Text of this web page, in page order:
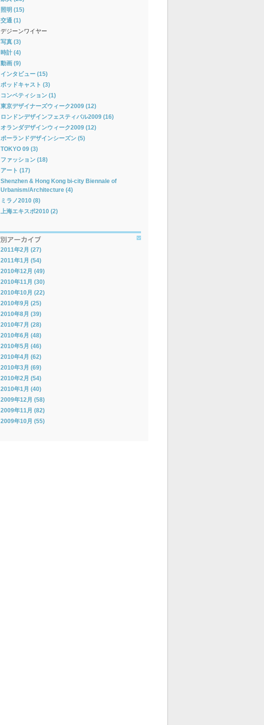
照明 (15)
交通 (1)
デジーンワイヤー
写真 (3)
時計 (4)
動画 (9)
インタビュー (15)
ポッドキャスト (3)
コンペティション (1)
東京デザイナーズウィーク2009 (12)
ロンドンデザインフェスティバル2009 (16)
オランダデザインウィーク2009 (12)
ポーランドデザインシーズン (5)
TOKYO 09 (3)
ファッション (18)
アート (17)
Shenzhen & Hong Kong bi-city Biennale of
Urbanism/Architecture (4)
ミラノ2010 (8)
上海エキスポ2010 (2)
2011年2月 (27)
2011年1月 (54)
2010年12月 (49)
2010年11月 (30)
2010年10月 (22)
2010年9月 (25)
2010年8月 (39)
2010年7月 (28)
2010年6月 (48)
2010年5月 (46)
2010年4月 (62)
2010年3月 (69)
2010年2月 (54)
2010年1月 (40)
2009年12月 (58)
2009年11月 (82)
2009年10月 (55)